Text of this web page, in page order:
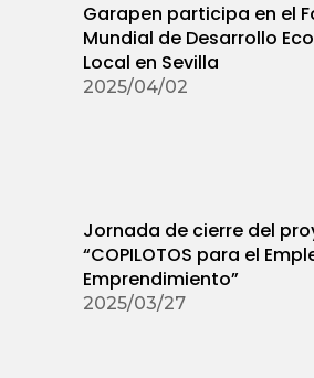
Garapen participa en el
Mundial de Desarrollo
Local en Sevilla
2025/04/02
Jornada de cierre del
“COPILOTOS para el
Emprendimiento”
2025/03/27